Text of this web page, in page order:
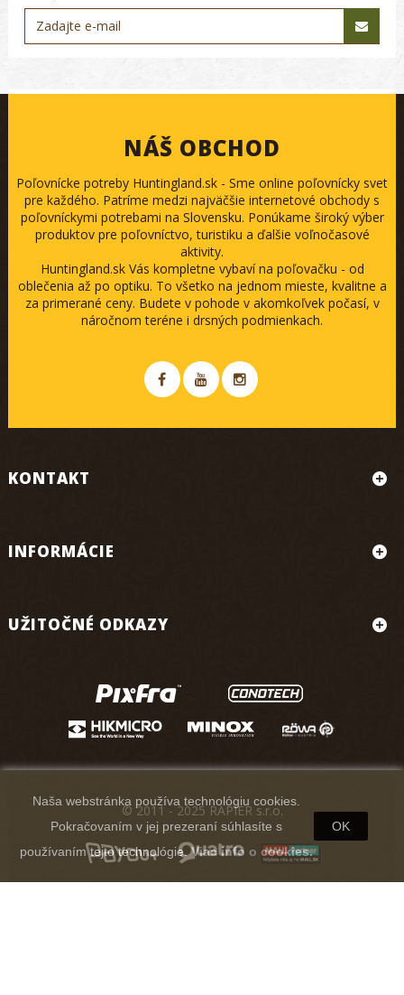
NÁŠ OBCHOD
Poľovnícke potreby Huntingland.sk - Sme online poľovnícky svet
pre každého. Patríme medzi najväčšie internetové obchody s
poľovníckymi potrebami na Slovensku. Ponúkame široký výber
produktov pre poľovníctvo, turistiku a ďalšie voľnočasové
aktivity.
Huntingland.sk Vás kompletne vybaví na poľovačku - od
oblečenia až po optiku. To všetko na jednom mieste, kvalitne a
za primerané ceny. Budete v pohode v akomkoľvek počasí, v
náročnom teréne i drsných podmienkach.
KONTAKT
INFORMÁCIE
UŽITOČNÉ ODKAZY
Naša webstránka používa technológiu cookies.
Pokračovaním v jej prezeraní súhlasíte s
používaním tejto technológie.Viac info o cookies.
OK
© 2011 - 2025 RAPIER s.r.o.